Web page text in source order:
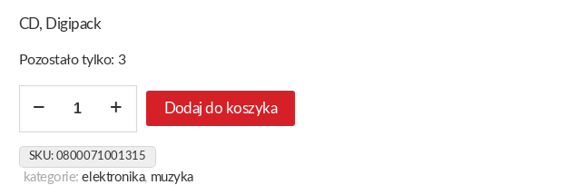
CD, Digipack
Pozostało tylko: 3
Brackles
Dodaj do koszyka
SKU: 0800071001315
kategorie:elektronika, muzyka